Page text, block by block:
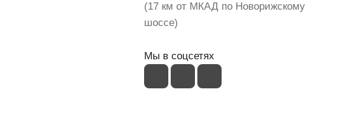
(17 км от МКАД по Новорижскому
шоссе)
Мы в соцсетях